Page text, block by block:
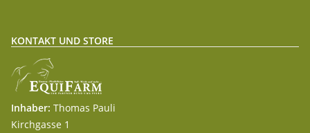
KONTAKT UND STORE
Inhaber: Thomas Pauli
Kirchgasse 1